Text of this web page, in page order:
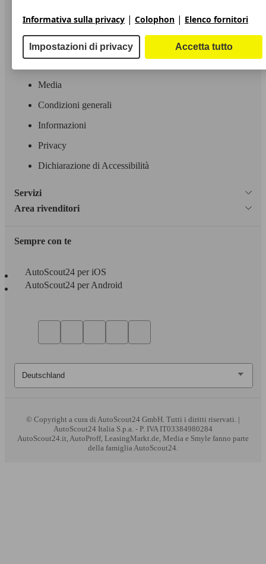
78 KW
ZS EV Comfort
Società
A proposito di AutoScout24
Media
Condizioni generali
Informazioni
Privacy
Dichiarazione di Accessibilità
Servizi
Area rivenditori
Sempre con te
AutoScout24 per iOS
AutoScout24 per Android
© Copyright a cura di AutoScout24 GmbH. Tutti i diritti riservati. |
AutoScout24 Italia S.p.a. - P. IVA IT03384980284
AutoScout24.it, AutoProff, LeasingMarkt.de, Media e Smyle fanno parte
della famiglia AutoScout24.
Informativa sulla privacy | Colophon | Elenco fornitori
Impostazioni di privacy Accetta tutto